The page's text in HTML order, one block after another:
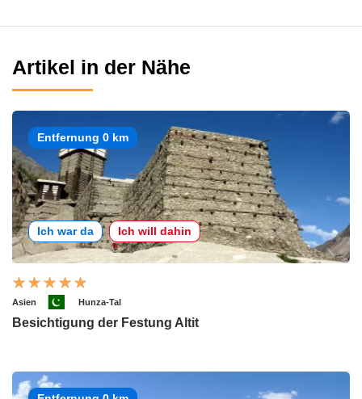
Artikel in der Nähe
Entfernung 0 km
Ich war da Ich will dahin
Asien Hunza-Tal
Besichtigung der Festung Altit